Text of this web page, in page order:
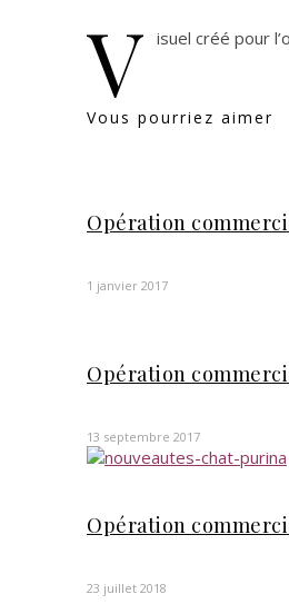
V isuel créé pour
Vous pourriez aimer
Opération
1 janvier 2017
Opération
13 septembre 2017
Opération
23 juillet 2018